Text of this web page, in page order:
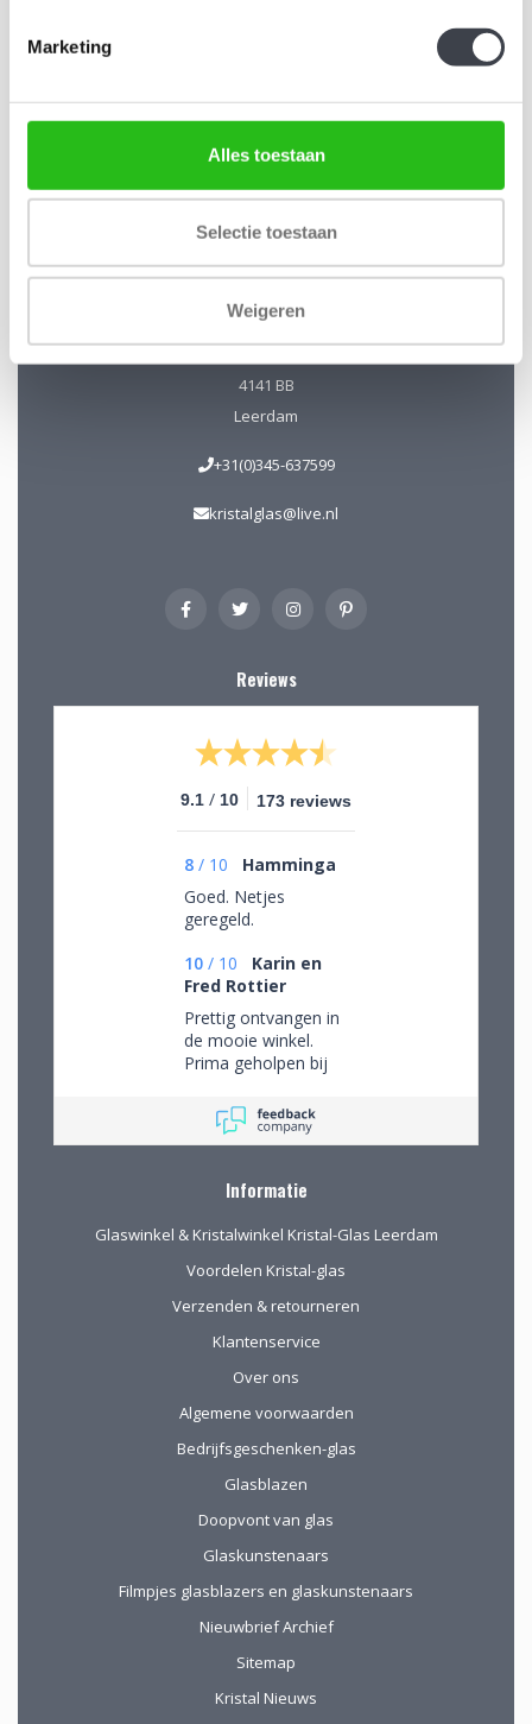
Marketing
Alles toestaan
Selectie toestaan
Weigeren
bezoeken in onze galerie te Leerdam. U bent van harte
welkom! Geopend: Wo t/m Vrijdag 13-17 uur Zaterdag 10-17
uur.
4141 BB
Leerdam
+31(0)345-637599
kristalglas@live.nl
Reviews
9.1 / 10 173 reviews
8 / 10
Hamminga
Goed. Netjes
geregeld.
10 / 10
Karin en
Fred Rottier
Prettig ontvangen in
de mooie winkel.
Prima geholpen bij
schitterend glaswerk
Informatie
Glaswinkel & Kristalwinkel Kristal-Glas Leerdam
Voordelen Kristal-glas
Verzenden & retourneren
Klantenservice
Over ons
Algemene voorwaarden
Bedrijfsgeschenken-glas
Glasblazen
Doopvont van glas
Glaskunstenaars
Filmpjes glasblazers en glaskunstenaars
Nieuwbrief Archief
Sitemap
Kristal Nieuws